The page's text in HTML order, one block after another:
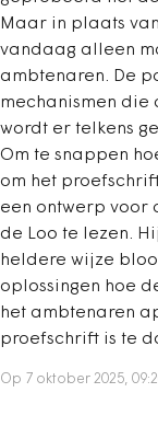
Maar in plaats
vandaag alleen
ambtenaren. De
mechanismen die
wordt er telkens
Om te snappen
om het
een ontwerp voor
de Loo te lezen.
heldere wijze
oplossingen hoe
het ambtenaren
proefschrift is te
Op 7 oktober 2025,